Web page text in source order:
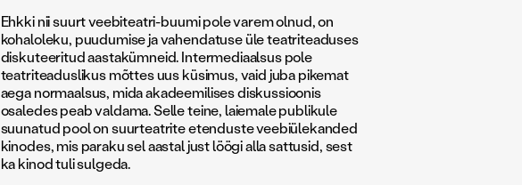
Ehkki nii suurt veebiteatri-buumi pole varem olnud, on
kohaloleku, puudumise ja vahendatuse üle teatriteaduses
diskuteeritud aastakümneid. Intermediaalsus pole
teatriteaduslikus mõttes uus küsimus, vaid juba pikemat
aega normaalsus, mida akadeemilises diskussioonis
osaledes peab valdama. Selle teine, laiemale publikule
suunatud pool on suurteatrite etenduste veebiülekanded
kinodes, mis paraku sel aastal just löögi alla sattusid, sest
ka kinod tuli sulgeda.